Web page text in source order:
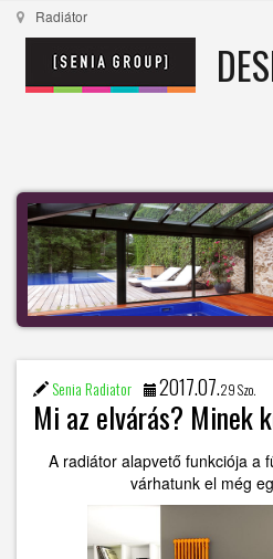
Radiátor
Senia Radiator 2017.07.29 Szo.
Mi az elvárás? Minek
A radiátor alapvető funkciója a
várhatunk el még